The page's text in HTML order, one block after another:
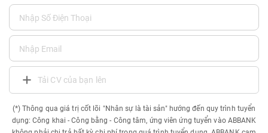
Tải CV của bạn lên
(*) Thông qua giá trị cốt lõi "Nhân sự là tài sản" hướng đến quy trình tuyển
dụng: Công khai - Công bằng - Công tâm, ứng viên ứng tuyển vào ABBANK